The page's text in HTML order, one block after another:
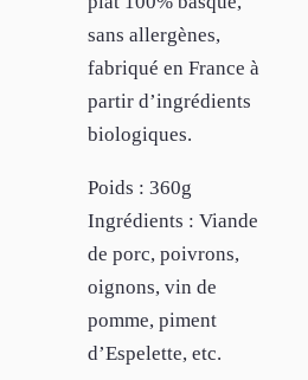
sans allergènes,
fabriqué en France à
partir d’ingrédients
biologiques.
Poids : 360g
Ingrédients : Viande
de porc, poivrons,
oignons, vin de
pomme, piment
d’Espelette, etc.